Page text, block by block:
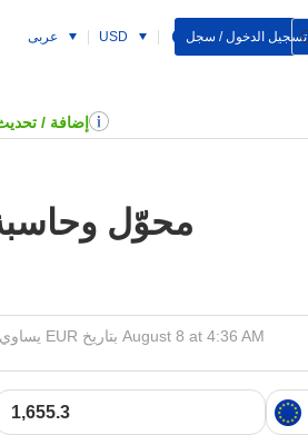
عربى USD تسجيل الدخول / سجل
إضافة /
محوّل
STETH إلى EUR: 1 Lido Staked Ether يساوي 1,655.3 EUR بتاريخ August 8 at 4:36 AM